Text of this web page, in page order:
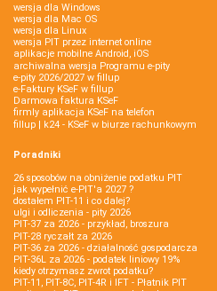
wersja dla Windows
wersja dla Mac OS
wersja dla Linux
wersja PIT przez internet online
aplikacje mobilne Android, iOS
archiwalna wersja Programu e-pity
e-pity 2026/2027 w fillup
e‑Faktury KSeF w fillup
Darmowa faktura KSeF
firmly aplikacja KSeF na telefon
fillup | k24 - KSeF w biurze rachunkowym
Poradniki
26 sposobów na obniżenie podatku PIT
jak wypełnić e-PIT'a 2027 ?
dostałem PIT-11 i co dalej?
ulgi i odliczenia - pity 2026
PIT-37 za 2026 - przykład, broszura
PIT-28 ryczałt za 2026
PIT-36 za 2026 - działalność gospodarcza
PIT-36L za 2026 - podatek liniowy 19%
kiedy otrzymasz zwrot podatku?
PIT-11, PIT-8C, PIT-4R i IFT - Płatnik PIT